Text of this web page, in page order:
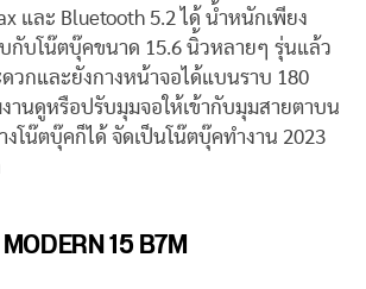
และ Bluetooth 5.2 ได้ น้ำหนักเพียง
บกับโน๊ตบุ๊คขนาด 15.6 นิ้วหลายๆ รุ่นแล้ว
วกและยังกางหน้าจอได้แบนราบ 180
งานดูหรือปรับมุมจอให้เข้ากับมุมสายตาบน
โน๊ตบุ๊คก็ได้ จัดเป็นโน๊ตบุ๊คทำงาน 2023
15 B7M